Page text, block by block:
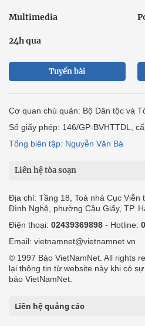
Multimedia
24h qua
Tuyến bài
Cơ quan chủ quản: Bộ Dân tộc và
Số giấy phép: 146/GP-BVHTTDL,
Tổng biên tập: Nguyễn Văn Bá
Liên hệ tòa soạn
Địa chỉ: Tầng 18, Toà nhà Cục Viễn
Đình Nghệ, phường Cầu Giấy, TP.
Điện thoại: 02439369898 - Hotline:
Email: vietnamnet@vietnamnet.vn
© 1997 Báo VietNamNet. All rights
lại thông tin từ website này khi có
báo VietNamNet.
Liên hệ quảng cáo